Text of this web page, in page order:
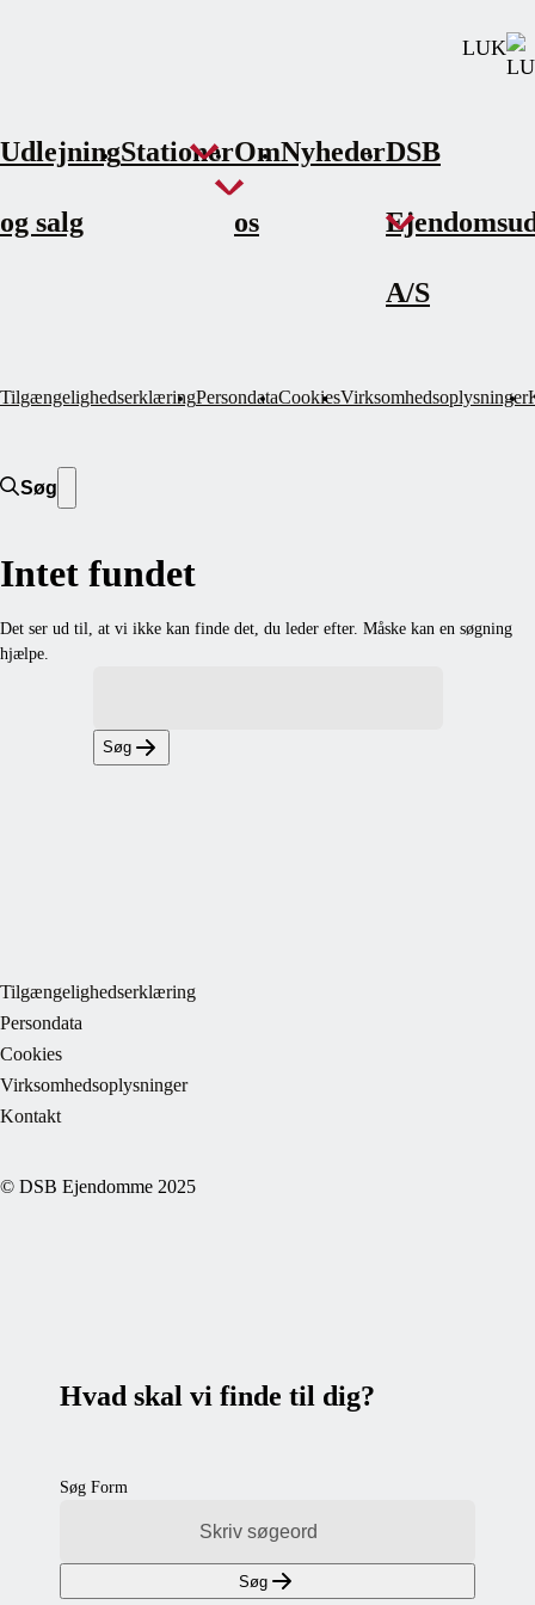
LUK
Udlejning
og salg
StationerOm
os
NyhederDSB
A/S
TilgængelighedserklæringPersondataCookiesVirksomhedsoplysninger
Søg
Intet fundet
Det ser ud til, at vi ikke kan finde det, du leder efter. Måske kan en søgning
hjælpe.
Søg
Tilgængelighedserklæring
Persondata
Cookies
Virksomhedsoplysninger
Kontakt
© DSB Ejendomme 2025
Hvad skal vi finde til dig?
Søg Form
Søg